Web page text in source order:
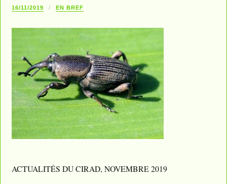
16/11/2019 EN BREF
ACTUALITÉS DU CIRAD, NOVEMBRE 2019